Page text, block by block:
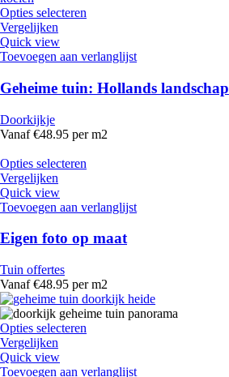
Opties selecteren
Vergelijken
Quick view
Toevoegen aan verlanglijst
Geheime tuin: Hollands landschap
Doorkijkje
Vanaf €48.95 per m2
Opties selecteren
Vergelijken
Quick view
Toevoegen aan verlanglijst
Eigen foto op maat
Tuin offertes
Vanaf €48.95 per m2
Opties selecteren
Vergelijken
Quick view
Toevoegen aan verlanglijst